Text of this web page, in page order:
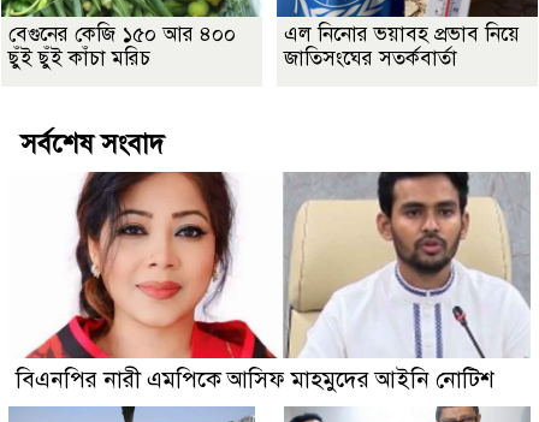
বেগুনের কেজি ১৫০ আর ৪০০
ছুঁই ছুঁই কাঁচা মরিচ
এল নিনোর ভয়াবহ প্রভাব নিয়ে
জাতিসংঘের সতর্কবার্তা
সর্বশেষ সংবাদ
বিএনপির নারী এমপিকে আসিফ মাহমুদের আইনি নোটিশ